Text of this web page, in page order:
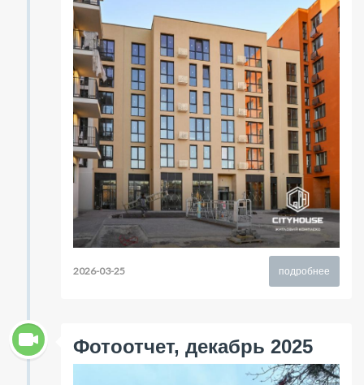
подробнее
2026-03-25
Фотоотчет, декабрь 2025